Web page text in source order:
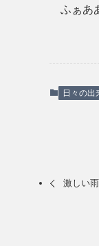
ふぁあ
日々の出
激しい